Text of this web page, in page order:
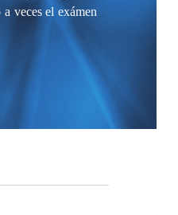
veces el exámen